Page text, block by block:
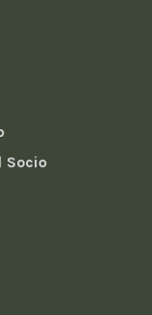
Socio